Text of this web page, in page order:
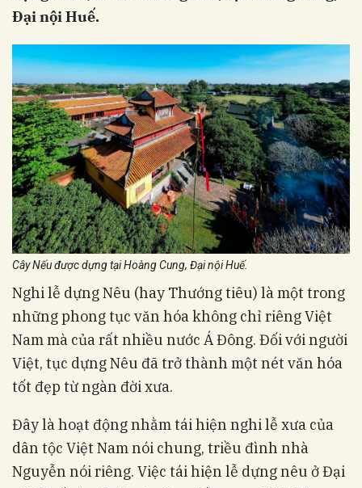
Đại nội Huế.
Cây Nếu được dựng tại Hoàng Cung, Đại nội Huế.
Nghi lễ dựng Nêu (hay Thướng tiêu) là một trong
những phong tục văn hóa không chỉ riêng Việt
Nam mà của rất nhiều nước Á Đông. Đối với người
Việt, tục dựng Nêu đã trở thành một nét văn hóa
tốt đẹp từ ngàn đời xưa.
Đây là hoạt động nhằm tái hiện nghi lễ xưa của
dân tộc Việt Nam nói chung, triều đình nhà
Nguyễn nói riêng. Việc tái hiện lễ dựng nêu ở Đại